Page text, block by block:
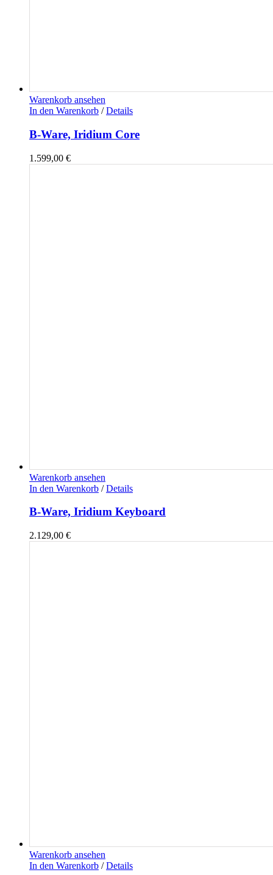
Warenkorb ansehen
In den Warenkorb / Details
B-Ware, Iridium Core
1.599,00 €
Warenkorb ansehen
In den Warenkorb / Details
B-Ware, Iridium Keyboard
2.129,00 €
Warenkorb ansehen
In den Warenkorb / Details